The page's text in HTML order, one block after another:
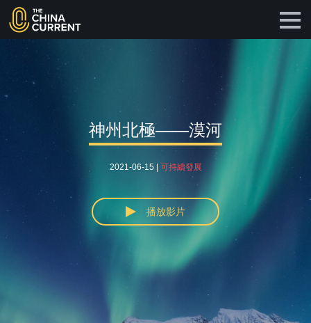
神州北極——漠河
2021-06-15 | 可持續發展
播放影片